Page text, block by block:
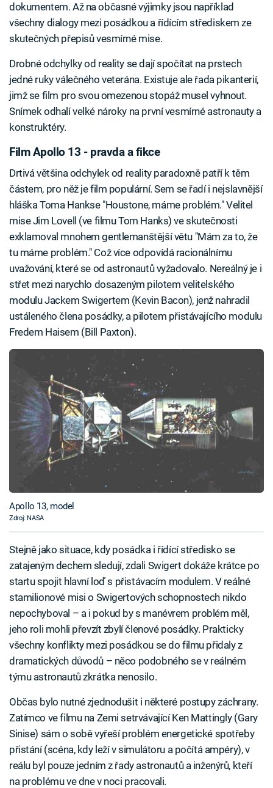
dokumentem. Až na občasné výjimky jsou například
všechny dialogy mezi posádkou a řídícím střediskem ze
skutečných přepisů vesmírné mise.
Drobné odchylky od reality se dají spočítat na prstech
jedné ruky válečného veterána. Existuje ale řada pikanterií,
jimž se film pro svou omezenou stopáž musel vyhnout.
Snímek odhalí velké nároky na první vesmírné astronauty a
konstruktéry.
Film Apollo 13 - pravda a fikce
Drtivá většina odchylek od reality paradoxně patří k těm
částem, pro něž je film populární. Sem se řadí i nejslavnější
hláška Toma Hankse "Houstone, máme problém." Velitel
mise Jim Lovell (ve filmu Tom Hanks) ve skutečnosti
exklamoval mnohem gentlemanštější větu "Mám za to, že
tu máme problém." Což více odpovídá racionálnímu
uvažování, které se od astronautů vyžadovalo. Nereálný je i
střet mezi narychlo dosazeným pilotem velitelského
modulu Jackem Swigertem (Kevin Bacon), jenž nahradil
ustáleného člena posádky, a pilotem přistávajícího modulu
Fredem Haisem (Bill Paxton).
Apollo 13, model
Zdroj: NASA
Stejně jako situace, kdy posádka i řídící středisko se
zatajeným dechem sledují, zdali Swigert dokáže krátce po
startu spojit hlavní loď s přistávacím modulem. V reálné
stamilionové misi o Swigertových schopnostech nikdo
nepochyboval – a i pokud by s manévrem problém měl,
jeho roli mohli převzít zbylí členové posádky. Prakticky
všechny konflikty mezi posádkou se do filmu přidaly z
dramatických důvodů – něco podobného se v reálném
týmu astronautů zkrátka nenosilo.
Občas bylo nutné zjednodušit i některé postupy záchrany.
Zatímco ve filmu na Zemi setrvávající Ken Mattingly (Gary
Sinise) sám o sobě vyřeší problém energetické spotřeby
přistání (scéna, kdy leží v simulátoru a počítá ampéry), v
reálu byl pouze jedním z řady astronautů a inženýrů, kteří
na problému ve dne v noci pracovali.